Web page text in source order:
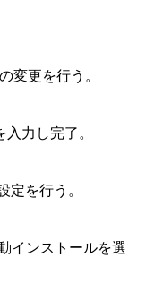
変更を行う。
力し完了。
定を行う。
インストールを選